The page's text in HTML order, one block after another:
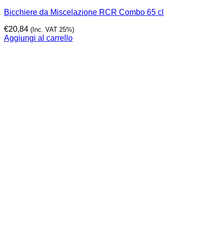
Bicchiere da Miscelazione RCR Combo 65 cl
€20,84 (Inc. VAT 25%)
Aggiungi al carrello